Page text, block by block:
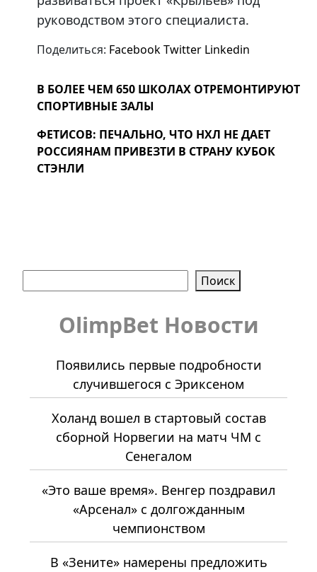
руководством этого специалиста.
Поделиться: FacebookTwitter Linkedin
В БОЛЕЕ ЧЕМ 650 ШКОЛАХ ОТРЕМОНТИРУЮТ
СПОРТИВНЫЕ ЗАЛЫ
ФЕТИСОВ: ПЕЧАЛЬНО, ЧТО НХЛ НЕ ДАЕТ
РОССИЯНАМ ПРИВЕЗТИ В СТРАНУ КУБОК
СТЭНЛИ
Поиск
OlimpBet Новости
Появились первые подробности
случившегося с Эриксеном
Холанд вошел в стартовый состав
сборной Норвегии на матч ЧМ с
Сенегалом
«Это ваше время». Венгер поздравил
«Арсенал» с долгожданным
чемпионством
В «Зените» намерены предложить